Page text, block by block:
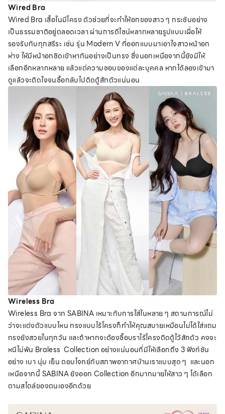
Wired Bra
Wired Bra เสื้อในมีโครง ตัวช่วยที่จะทำให้อกของสาว ๆ กระชับอย่าง
เป็นธรรมชาติอยู่ตลอดเวลา ผ่านการดีไซน์หลากหลายรูปแบบเผื่อให้
รองรับกับทุกสรีระ เช่น รุ่น Modern V ที่ออกแบบมาเอาใจสาวหน้าอก
ห่าง ให้มีหน้าอกชิดเข้าหากันอย่างเป็นทรง ซึ่งนอกเหนือจากนี้ยังมีให้
เลือกอีกหลากหลาย แล้วแต่ความชอบของแต่ละบุคคล หากได้ลองเข้ามา
ดูแล้วจะติดใจจนซื้อกลับไปติดตู้สักตัวแน่นอน
Wireless Bra
Wireless Bra จาก SABINA เหมาะกับการใส่ในหลาย ๆ สถานการณ์ไม่
ว่าจะแต่งตัวแบบไหน ทรงแบบไร้โครงก็ทำให้คุณสบายเหมือนไม่ได้ใส่แถม
ทรงยังสวยในทุกวัน และถ้าหากจะต้องซื้อบราไร้โครงติดตู้ไว้สักตัว คงจะ
หนีไม่พ้น Braless Collection อย่างแน่นอนที่มีให้เลือกถึง 3 ฟังก์ชัน
อย่าง เบา นุ่ม เย็น ตอบโจทย์กับสภาพอากาศบ้านเราแบบสุด ๆ และนอก
เหนือจากนี้ SABINA ยังออก Collection อีกมากมายให้สาว ๆ ได้เลือก
ตามสไตล์ของตนเองอีกด้วย